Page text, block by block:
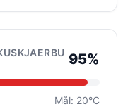
95%
Mål: 20°C